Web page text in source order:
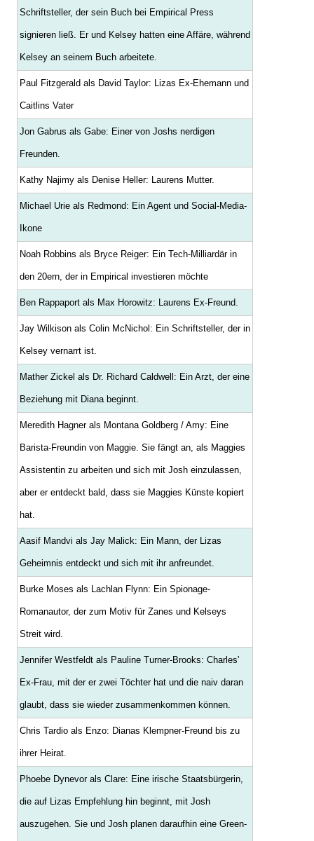
Schriftsteller, der sein Buch bei Empirical Press
signieren ließ. Er und Kelsey hatten eine Affäre, während
Kelsey an seinem Buch arbeitete.
Paul Fitzgerald als David Taylor: Lizas Ex-Ehemann und
Caitlins Vater
Jon Gabrus als Gabe: Einer von Joshs nerdigen
Freunden.
Kathy Najimy als Denise Heller: Laurens Mutter.
Michael Urie als Redmond: Ein Agent und Social-Media-
Ikone
Noah Robbins als Bryce Reiger: Ein Tech-Milliardär in
den 20ern, der in Empirical investieren möchte
Ben Rappaport als Max Horowitz: Laurens Ex-Freund.
Jay Wilkison als Colin McNichol: Ein Schriftsteller, der in
Kelsey vernarrt ist.
Mather Zickel als Dr. Richard Caldwell: Ein Arzt, der eine
Beziehung mit Diana beginnt.
Meredith Hagner als Montana Goldberg / Amy: Eine
Barista-Freundin von Maggie. Sie fängt an, als Maggies
Assistentin zu arbeiten und sich mit Josh einzulassen,
aber er entdeckt bald, dass sie Maggies Künste kopiert
hat.
Aasif Mandvi als Jay Malick: Ein Mann, der Lizas
Geheimnis entdeckt und sich mit ihr anfreundet.
Burke Moses als Lachlan Flynn: Ein Spionage-
Romanautor, der zum Motiv für Zanes und Kelseys
Streit wird.
Jennifer Westfeldt als Pauline Turner-Brooks: Charles'
Ex-Frau, mit der er zwei Töchter hat und die naiv daran
glaubt, dass sie wieder zusammenkommen können.
Chris Tardio als Enzo: Dianas Klempner-Freund bis zu
ihrer Heirat.
Phoebe Dynevor als Clare: Eine irische Staatsbürgerin,
die auf Lizas Empfehlung hin beginnt, mit Josh
auszugehen. Sie und Josh planen daraufhin eine Green-